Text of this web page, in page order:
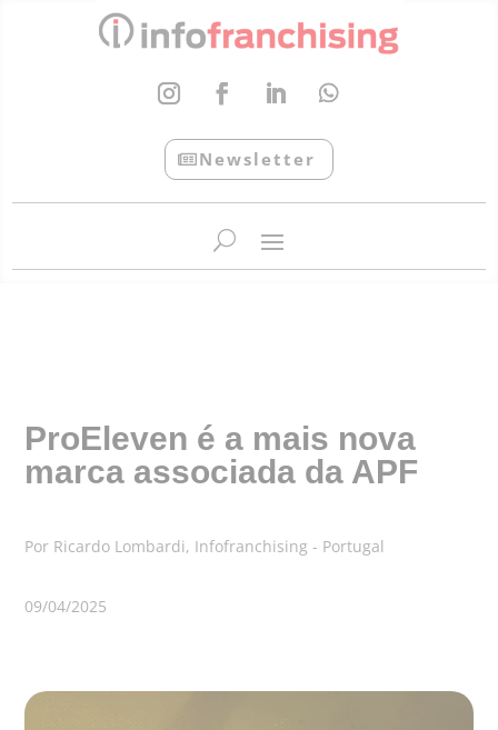
Newsletter
ProEleven é a mais nova
marca associada da APF
Por Ricardo Lombardi, Infofranchising - Portugal
09/04/2025